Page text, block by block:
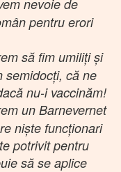
nevoie de
pentru erori
să fim umiliți și
semidocți, că ne
nu-i vaccinăm!
un Barnevernet
niște funcționari
potrivit pentru
să se aplice